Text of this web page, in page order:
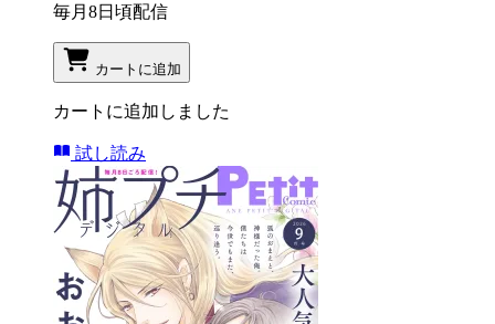
毎月8日頃配信
カートに追加
カートに追加しました
試し読み